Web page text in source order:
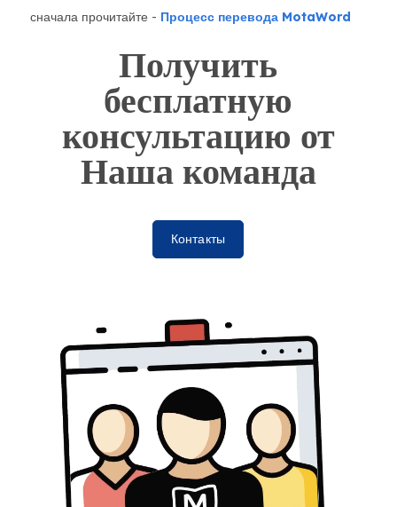
сначала прочитайте - Процесс перевода MotaWord
Получить
бесплатную
консультацию от
Наша команда
Контакты